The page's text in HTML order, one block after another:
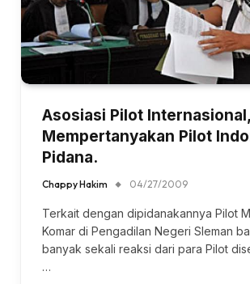
Asosiasi Pilot Internasional,
Mempertanyakan Pilot
Pidana.
Chappy Hakim 04/27/2009
Terkait dengan dipidanakannya Pilot
Komar di Pengadilan Negeri Sleman
banyak sekali reaksi dari para Pilot
…